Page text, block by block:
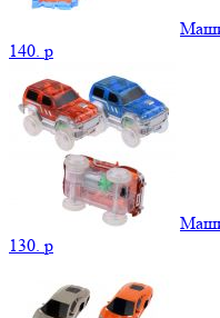
140. p
130. p